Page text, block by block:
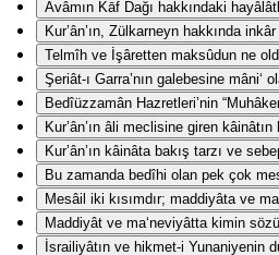
Avâmın Kāf Dağı hakkındaki
Kur’ân’ın, Zülkarneyn hakkında
Telmîh ve İşâretten maksûdun ne
Şeriât-ı Garra’nın galebesine
Bedîüzzamân Hazretleri’nin
Kur’ân’ın âli meclisine giren
Kur’ân’ın kâinâta bakış tarzı ve
Bu zamanda bedîhi olan pek çok
Mesâil iki kısımdır; maddiyâta ve
Maddiyât ve ma‘neviyâtta kimin
İsrailiyâtın ve hikmet-i Yunaniyenin